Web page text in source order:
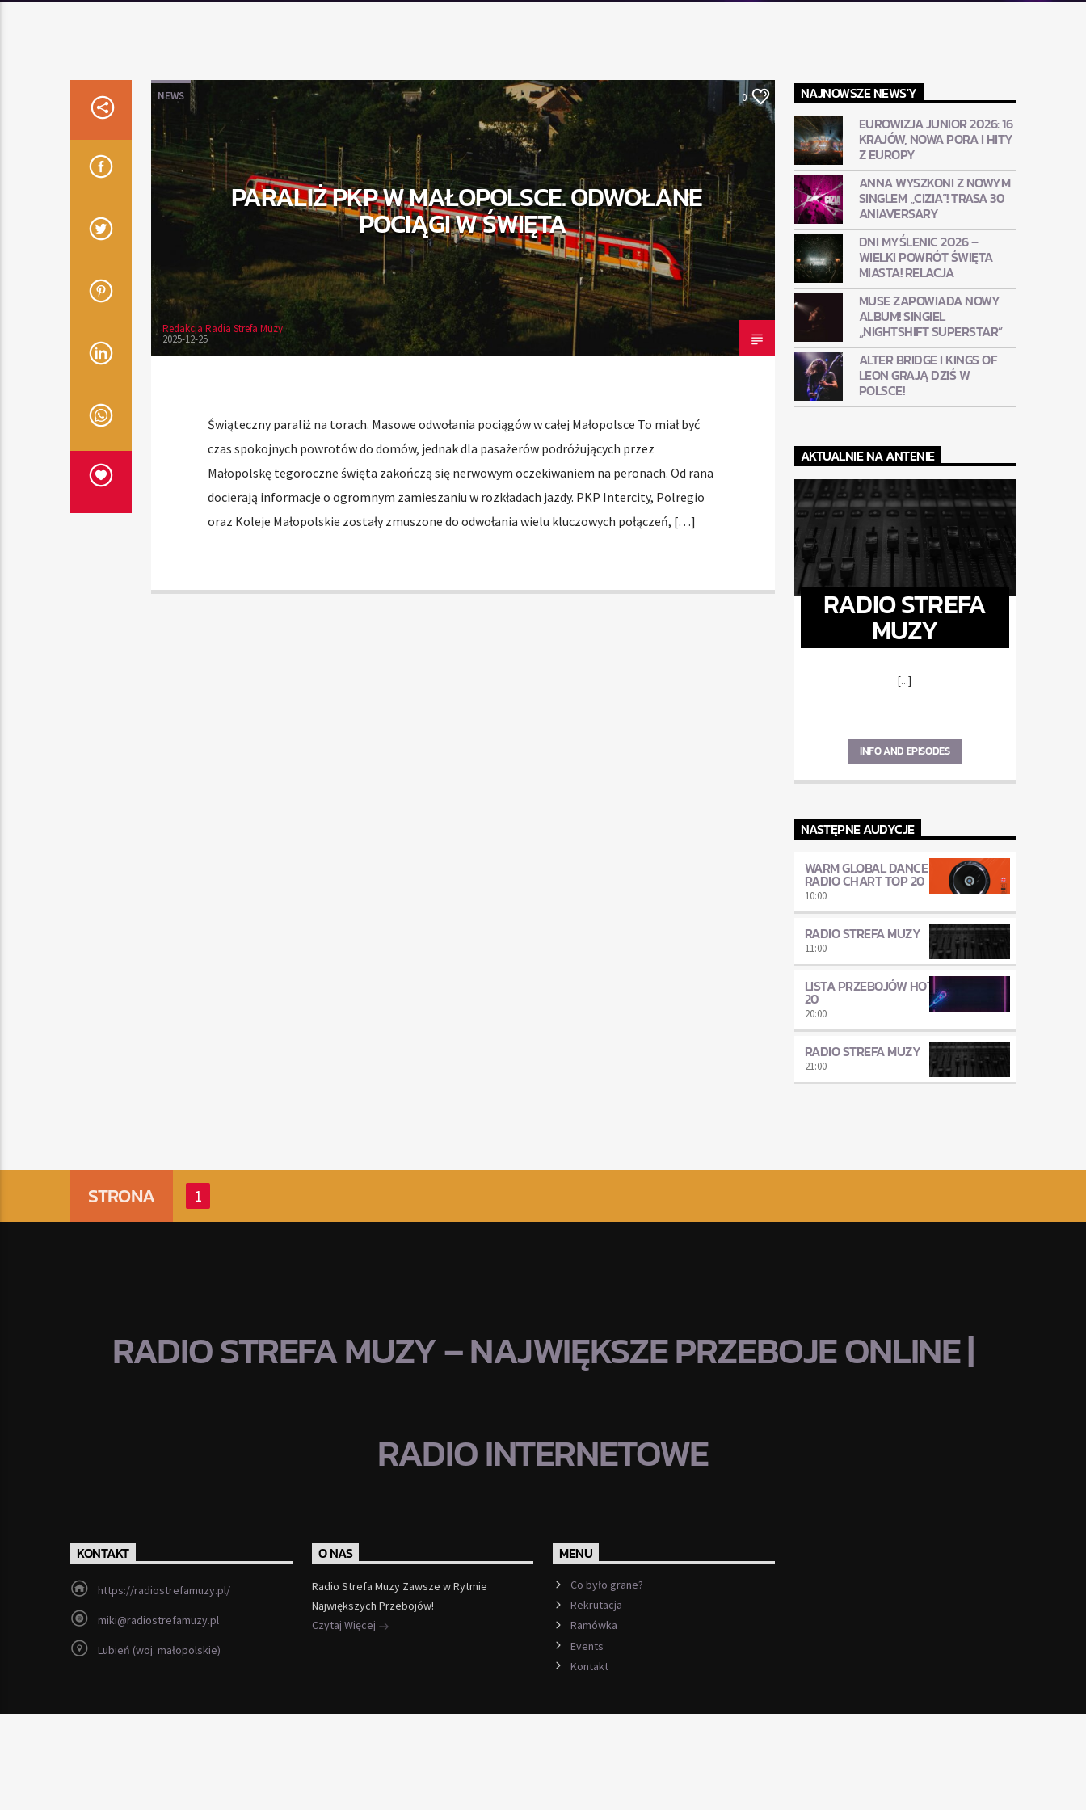
NEWS 0
PARALIŻ PKP W MAŁOPOLSCE. ODWOŁANE
POCIĄGI W ŚWIĘTA
Redakcja Radia Strefa Muzy
2025-12-25
Świąteczny paraliż na torach. Masowe odwołania pociągów w całej Małopolsce To miał być
czas spokojnych powrotów do domów, jednak dla pasażerów podróżujących przez
Małopolskę tegoroczne święta zakończą się nerwowym oczekiwaniem na peronach. Od rana
docierają informacje o ogromnym zamieszaniu w rozkładach jazdy. PKP Intercity, Polregio
oraz Koleje Małopolskie zostały zmuszone do odwołania wielu kluczowych połączeń, […]
NAJNOWSZE NEWS'Y
EUROWIZJA JUNIOR 2026: 16
KRAJÓW, NOWA PORA I HITY
Z EUROPY
ANNA WYSZKONI Z NOWYM
SINGLEM „CIZIA”! TRASA 30
ANIAVERSARY
DNI MYŚLENIC 2026 –
WIELKI POWRÓT ŚWIĘTA
MIASTA! RELACJA
MUSE ZAPOWIADA NOWY
ALBUM! SINGIEL
„NIGHTSHIFT SUPERSTAR”
ALTER BRIDGE I KINGS OF
LEON GRAJĄ DZIŚ W
POLSCE!
AKTUALNIE NA ANTENIE
RADIO STREFA
MUZY
[...]
INFO AND EPISODES
NASTĘPNE AUDYCJE
WARM GLOBAL DANCE
RADIO CHART TOP 20
10:00
RADIO STREFA MUZY
11:00
LISTA PRZEBOJÓW HOT
20
20:00
RADIO STREFA MUZY
21:00
STRONA 1
RADIO STREFA MUZY – NAJWIĘKSZE PRZEBOJE ONLINE |
RADIO INTERNETOWE
KONTAKT
https://radiostrefamuzy.pl/
miki@radiostrefamuzy.pl
Lubień (woj. małopolskie)
O NAS
Radio Strefa Muzy Zawsze w Rytmie
Największych Przebojów!
Czytaj Więcej
MENU
Co było grane?
Rekrutacja
Ramówka
Events
Kontakt